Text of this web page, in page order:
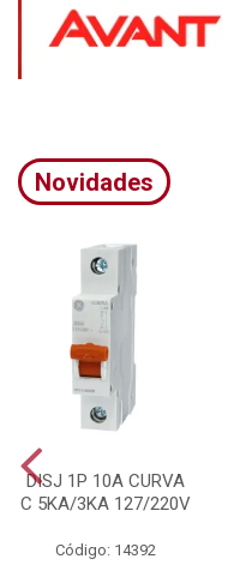
Novidades
DISJ 1P 10A CURVA
C 5KA/3KA 127/220V
Código: 14392